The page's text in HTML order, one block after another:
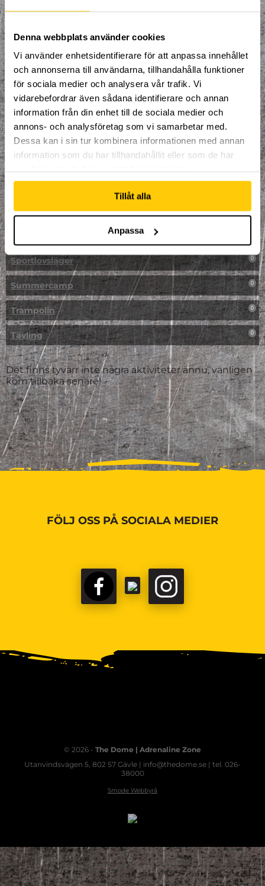
Denna webbplats använder cookies
Vi använder enhetsidentifierare för att anpassa innehållet
och annonserna till användarna, tillhandahålla funktioner
för sociala medier och analysera vår trafik. Vi
vidarebefordrar även sådana identifierare och annan
information från din enhet till de sociala medier och
annons- och analysföretag som vi samarbetar med.
Dessa kan i sin tur kombinera informationen med annan
information som du har tillhandahållit eller som de har
Tillåt alla
Anpassa
Klättring
LAN
Multisport
Mässa
NPF-Träning
Parkour
Påsk på Dome
Påsklovsläger 0
Skateboard 0
Sportlovsläger 0
Summercamp 0
Trampolin 0
Tävling 0
Det finns tyvärr inte några aktiviteter ännu, vänligen
kom tillbaka senare!
FÖLJ OSS PÅ SOCIALA MEDIER
© 2026 - The Dome | Adrenaline Zone
Utanvindsvägen 5, 802 57 Gävle | info@thedome.se | tel. 026-
38000
Smode Webbyrå